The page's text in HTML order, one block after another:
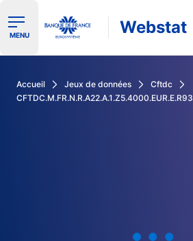
Ouvrir le menu de navigation
MENU Webstat
Accueil Jeux de données
Cftdc
CFTDC.M.FR.N.R.A22.A.1.Z5.4000.EUR.E.R93